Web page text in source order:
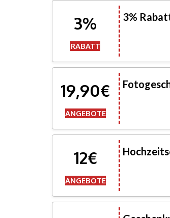
3%
RABATT
3%
19,90€
ANGEBOTE
12€
ANGEBOTE